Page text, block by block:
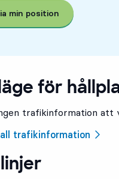
min position
för
trafikinformation att
trafikinformation